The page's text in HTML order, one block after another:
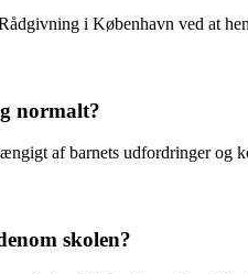
i København ved at
normalt?
af barnets udfordringer og
skolen?